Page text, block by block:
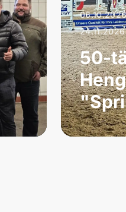
24.11.2026
50-